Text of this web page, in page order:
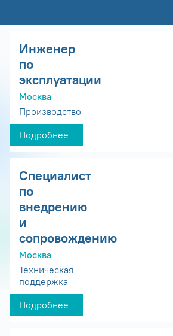
Инженер
по
эксплуатации
Москва
Производство
Подробнее
Специалист
по
внедрению
и
сопровождению
Москва
Техническая
поддержка
Подробнее